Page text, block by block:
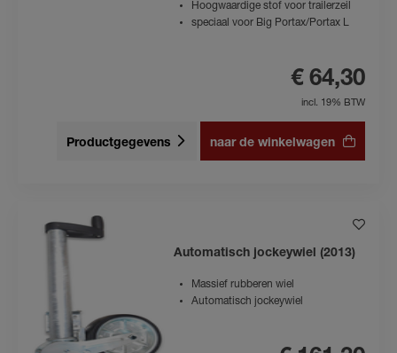
Hoogwaardige stof voor trailerzeil
speciaal voor Big Portax/Portax L
€ 64,30
incl. 19% BTW
Productgegevens naar de winkelwagen
Automatisch jockeywiel (2013)
Massief rubberen wiel
Automatisch jockeywiel